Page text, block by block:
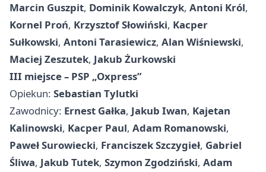
Marcin Guszpit, Dominik Kowalczyk, Antoni Król,
Kornel Proń, Krzysztof Słowiński, Kacper
Sułkowski, Antoni Tarasiewicz, Alan Wiśniewski,
Maciej Zeszutek, Jakub Żurkowski
III miejsce – PSP „Oxpress”
Opiekun: Sebastian Tylutki
Zawodnicy: Ernest Gałka, Jakub Iwan, Kajetan
Kalinowski, Kacper Paul, Adam Romanowski,
Paweł Surowiecki, Franciszek Szczygieł, Gabriel
Śliwa, Jakub Tutek, Szymon Zgodziński, Adam